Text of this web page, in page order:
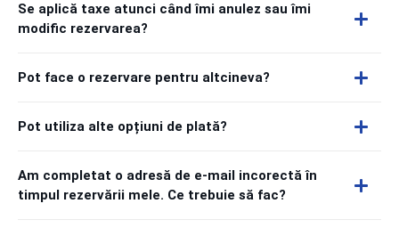
Se aplică taxe atunci când îmi anulez sau îmi
modific rezervarea?
Pot face o rezervare pentru altcineva?
Pot utiliza alte opțiuni de plată?
Am completat o adresă de e-mail incorectă în
timpul rezervării mele. Ce trebuie să fac?